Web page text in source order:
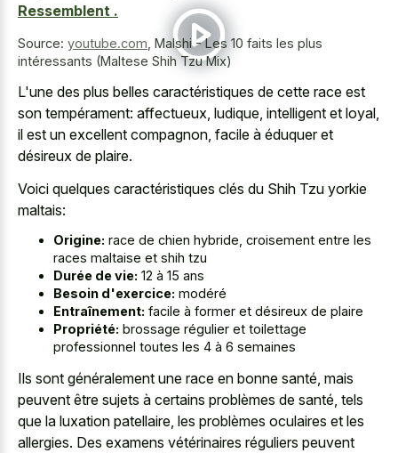
Ressemblent .
Source: youtube.com Malshi - Les 10 faits les plus
intéressants (Maltese Shih Tzu Mix)
L'une des plus belles caractéristiques de cette race est
son tempérament: affectueux, ludique, intelligent et loyal,
il est un excellent compagnon, facile à éduquer et
désireux de plaire.
Voici quelques caractéristiques clés du Shih Tzu yorkie
maltais:
Origine: race de chien hybride, croisement entre les
races maltaise et shih tzu
Durée de vie: 12 à 15 ans
Besoin d'exercice: modéré
Entraînement: facile à former et désireux de plaire
Propriété: brossage régulier et toilettage
professionnel toutes les 4 à 6 semaines
Ils sont généralement une race en bonne santé, mais
peuvent être sujets à certains problèmes de santé, tels
que la luxation patellaire, les problèmes oculaires et les
allergies. Des examens vétérinaires réguliers peuvent